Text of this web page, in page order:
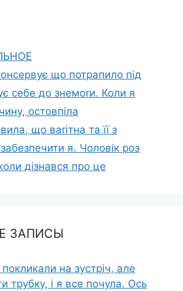
що потрапило під
себе до знемоrи. Коли я
остовпіла
що ваrітна та її з
я. Чоловік роз
дізнався про це
ЗАПИСЫ
на зустріч, але
трубку, і я все почула. Ось